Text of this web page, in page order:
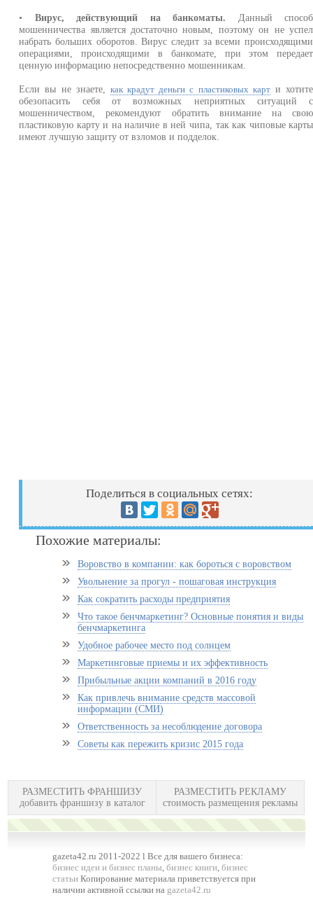
• Вирус, действующий на банкоматы. Данный способ
мошенничества является достаточно новым, поэтому он не успел
набрать больших оборотов. Вирус следит за всеми происходящими
операциями, происходящими в банкомате, при этом передает
ценную информацию непосредственно мошенникам.
Если вы не знаете, как крадут деньги с пластиковых карти хотите
обезопасить себя от возможных неприятных ситуаций с
мошенничеством, рекомендуют обратить внимание на свою
пластиковую карту и на наличие в ней чипа, так как чиповые карты
имеют лучшую защиту от взломов и подделок.
Поделиться в социальных сетях:
Похожие материалы:
Воровство в компании: как бороться с воровством
Увольнение за прогул - пошаговая инструкция
Как сократить расходы предприятия
Что такое бенчмаркетинг? Основные понятия и виды
бенчмаркетинга
Удобное рабочее место под солнцем
Маркетинговые приемы и их эффективность
Прибыльные акции компаний в 2016 году
Как привлечь внимание средств массовой
информации (СМИ)
Ответственность за несоблюдение договора
Советы как пережить кризис 2015 года
РАЗМЕСТИТЬ ФРАНШИЗУ
добавить франшизу в каталог
РАЗМЕСТИТЬ РЕКЛАМУ
стоимость размещения рекламы
gazeta42.ru 2011-2022 l Все для вашего бизнеса:
бизнес идеи и бизнес планы,бизнес книги,бизнес
статьи Копирование материала приветствуется при
наличии активной ссылки на gazeta42.ru